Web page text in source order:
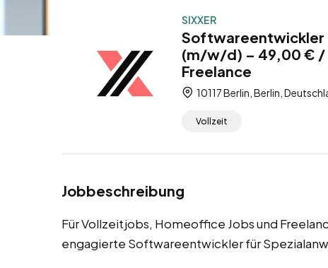
SIXXER
Softwareentwickler
(m/w/d) – 49,00 € /
Freelance
10117 Berlin, Berlin,
Vollzeit
Jobbeschreibung
Für Vollzeitjobs, Homeoffice Jobs und
engagierte Softwareentwickler für